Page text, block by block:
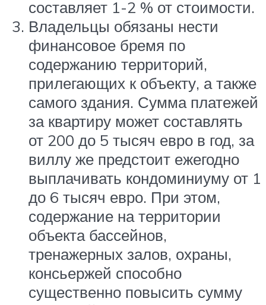
составляет 1-2 % от стоимости.
Владельцы обязаны нести
финансовое бремя по
содержанию территорий,
прилегающих к объекту, а также
самого здания. Сумма платежей
за квартиру может составлять
от 200 до 5 тысяч евро в год, за
виллу же предстоит ежегодно
выплачивать кондоминиуму от 1
до 6 тысяч евро. При этом,
содержание на территории
объекта бассейнов,
тренажерных залов, охраны,
консьержей способно
существенно повысить сумму